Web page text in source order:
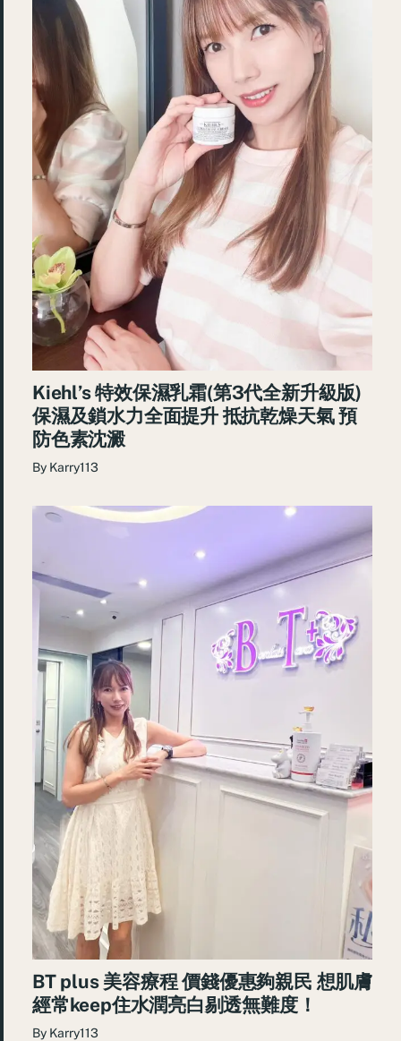
Kiehl’s 特效保濕乳霜(第3代全新升級版)
保濕及鎖水力全面提升 抵抗乾燥天氣 預
防色素沈澱
By Karry113
BT plus 美容療程 價錢優惠夠親民 想肌膚
經常keep住水潤亮白剔透無難度！
By Karry113